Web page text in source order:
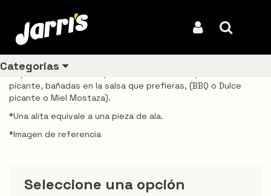
Categorías
Alitas apanadas en salsa 12 und
12 piezas de alas con apanado tradicional o apanado
picante, bañadas en la salsa que prefieras, (BBQ o Dulce
picante o Miel Mostaza).
*Una alita equivale a una pieza de ala.
*Imagen de referencia
Seleccione una opción
Ver todos
los
más